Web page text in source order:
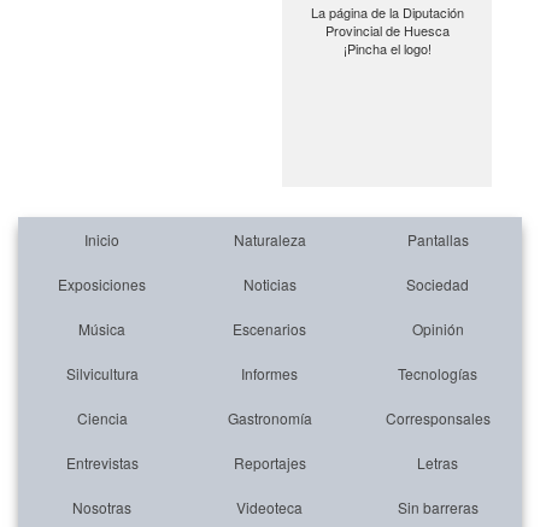
La página de la Diputación
Provincial de Huesca
¡Pincha el logo!
Inicio Naturaleza Pantallas
Exposiciones Noticias Sociedad
Música Escenarios Opinión
Silvicultura Informes Tecnologías
Ciencia Gastronomía Corresponsales
Entrevistas Reportajes Letras
Nosotras Videoteca Sin barreras